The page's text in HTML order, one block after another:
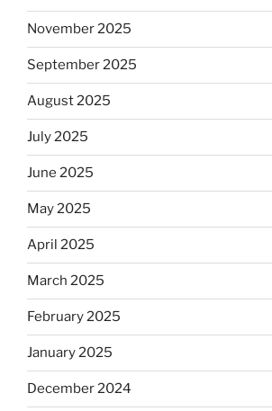
November 2025
September 2025
August 2025
July 2025
June 2025
May 2025
April 2025
March 2025
February 2025
January 2025
December 2024